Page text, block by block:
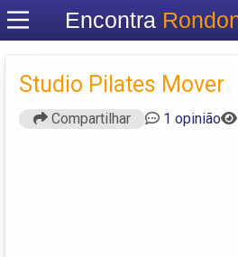
Encontra
Criar
Studio Pilates Mover
Compartilhar 1 opinião